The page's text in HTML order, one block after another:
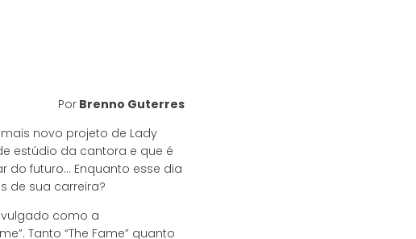
Por Brenno Guterres
novo projeto de Lady
estúdio da cantora e que é
do futuro… Enquanto esse dia
de sua carreira?
como a
Tanto “The Fame” quanto